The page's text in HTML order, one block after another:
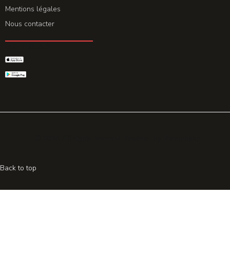
Mentions légales
Nous contacter
Back to top